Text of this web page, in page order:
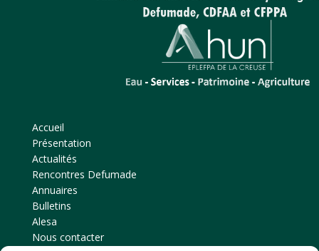
Accueil
Présentation
Actualités
Rencontres Defumade
Annuaires
Bulletins
Alesa
Nous contacter